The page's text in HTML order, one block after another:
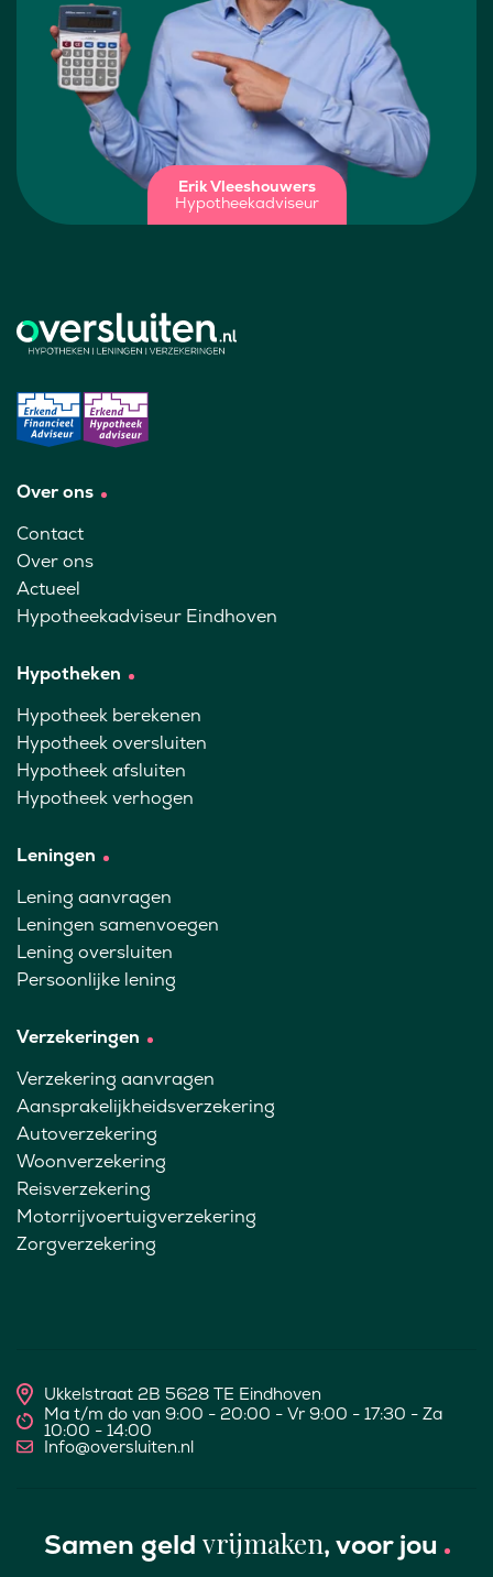
Erik Vleeshouwers
Hypotheekadviseur
Over ons
Contact
Over ons
Actueel
Hypotheekadviseur Eindhoven
Hypotheken
Hypotheek berekenen
Hypotheek oversluiten
Hypotheek afsluiten
Hypotheek verhogen
Leningen
Lening aanvragen
Leningen samenvoegen
Lening oversluiten
Persoonlijke lening
Verzekeringen
Verzekering aanvragen
Aansprakelijkheidsverzekering
Autoverzekering
Woonverzekering
Reisverzekering
Motorrijvoertuigverzekering
Zorgverzekering
Ukkelstraat 2B 5628 TE Eindhoven
Ma t/m do van 9:00 - 20:00 - Vr 9:00 - 17:30 - Za
10:00 - 14:00
Info@oversluiten.nl
Samen geld vrijmaken, voor jou